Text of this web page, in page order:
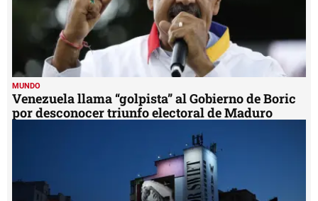
MUNDO
Venezuela llama “golpista” al Gobierno de Boric
por desconocer triunfo electoral de Maduro